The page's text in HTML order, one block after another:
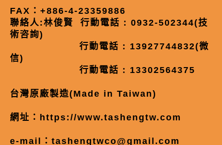
FAX：+886-4-23359886
聯絡人:林俊賢 行動電話 : 0932-502344(技
術咨詢)
行動電話 : 13927744832(微
信)
行動電話 : 13302564375
台灣原廠製造(Made in Taiwan)
網址： https://www.tashengtw.com
e-mail： tashengtwco@gmail.com